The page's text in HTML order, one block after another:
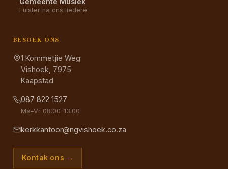
Luister na ons liedere
BESOEK ONS
1 Kommetjie Weg
Vishoek, 7975
Kaapstad
087 822 1527
Ma–Vr 08:00–13:00
kerkkantoor@ngvishoek.co.za
Kontak ons →